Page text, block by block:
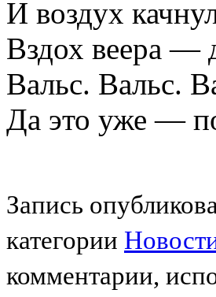
И воздух
Вздох веера —
Вальс. Вальс.
Да это уже —
Запись
категории
комментарии,